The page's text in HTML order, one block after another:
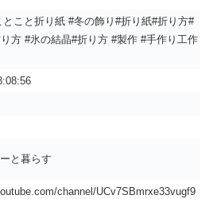
こと折り紙 #冬の飾り#折り紙#折り方#
方 #氷の結晶#折り方 #製作 #手作り工作
と暮らす
channel/UCv7SBmrxe33vugf9